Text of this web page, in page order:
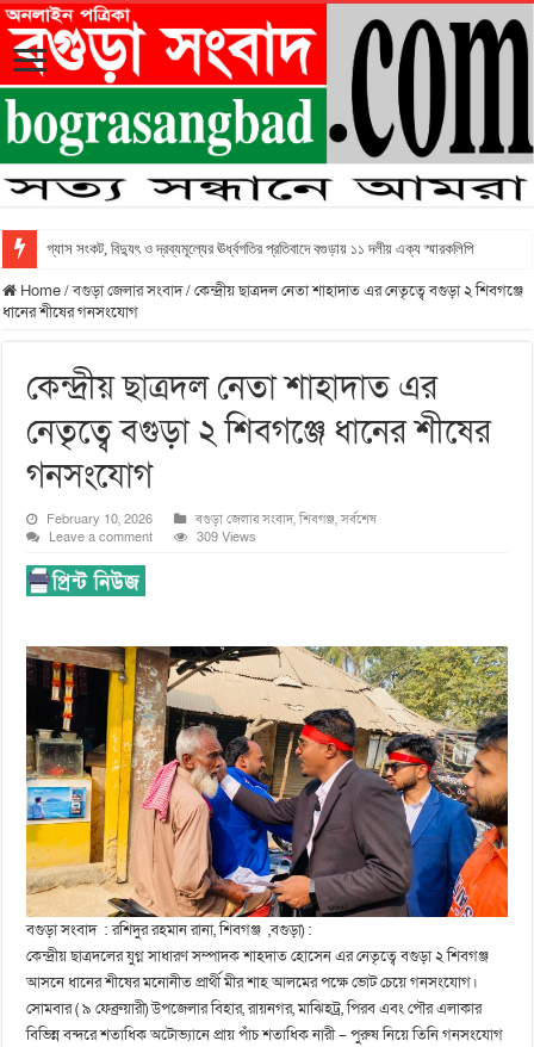
গ্যাস সংকট, বিদ্যুৎ ও দ্রব্যমূল্যের ঊর্ধ্বগতির প্রতিবাদে বগুড়ায় ১১ দলীয় এক্য স্মারকলিপি
Home/বগুড়া জেলার সংবাদ/কেন্দ্রীয় ছাত্রদল নেতা শাহাদাত এর নেতৃত্বে বগুড়া ২ শিবগঞ্জে
ধানের শীষের গনসংযোগ
কেন্দ্রীয় ছাত্রদল নেতা শাহাদাত এর
নেতৃত্বে বগুড়া ২ শিবগঞ্জে ধানের শীষের
গনসংযোগ
February 10, 2026 বগুড়া জেলার সংবাদ,শিবগঞ্জ,সর্বশেষ
Leave a comment
309 Views
বগুড়া সংবাদ : রশিদুর রহমান রানা, শিবগঞ্জ ,বগুড়া) :
কেন্দ্রীয় ছাত্রদলের যুগ্ন সাধারণ সম্পাদক শাহদাত হোসেন এর নেতৃত্বে বগুড়া ২ শিবগঞ্জ
আসনে ধানের শীষের মনোনীত প্রার্থী মীর শাহ আলমের পক্ষে ভোট চেয়ে গনসংযোগ।
সোমবার ( ৯ ফেব্রুয়ারী) উপজেলার বিহার, রায়নগর, মাঝিহট্র, পিরব এবং পৌর এলাকার
বিভিন্ন বন্দরে শতাধিক অটোভ্যানে প্রায় পাঁচ শতাধিক নারী – পুরুষ নিয়ে তিনি গনসংযোগ